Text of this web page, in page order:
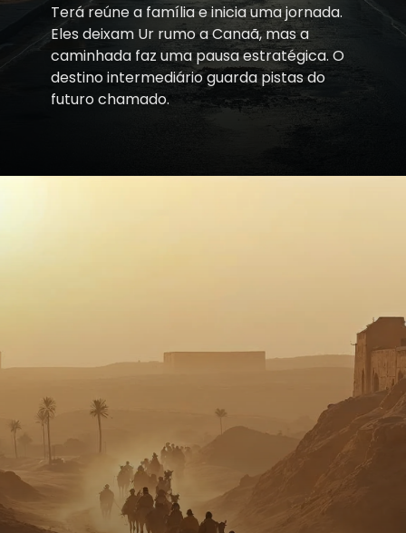
Terá reúne a família e inicia uma jornada.
Eles deixam Ur rumo a Canaã, mas a
caminhada faz uma pausa estratégica. O
destino intermediário guarda pistas do
futuro chamado.